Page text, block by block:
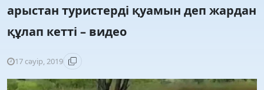
арыстан туристерді қуамын деп жардан
құлап кетті – видео
17 сәуір, 2019